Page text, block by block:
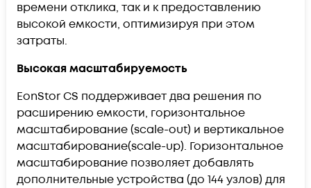
времени отклика, так и к предоставлению
высокой емкости, оптимизируя при этом
затраты.
Высокая масштабируемость
EonStor CS поддерживает два решения по
расширению емкости, горизонтальное
масштабирование (scale-out) и вертикальное
масштабирование(scale-up). Горизонтальное
масштабирование позволяет добавлять
дополнительные устройства (до 144 узлов) для